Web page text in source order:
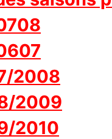
2008
2009
2010